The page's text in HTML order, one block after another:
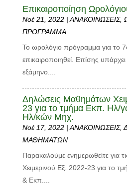
Επικαιροποίηση
Νοέ 21, 2022| ΑΝΑΚΟΙΝΩΣΕΙΣ,
ΠΡΟΓΡΑΜΜΑ
Το ωρολόγιο πρόγραμμα για το
επικαιροποιηθεί. Επίσης
εξάμηνο....
Δηλώσεις Μαθημάτων
23 για το τμήμα Εκπ.
Ηλ/κών Μηχ.
Νοέ 17, 2022| ΑΝΑΚΟΙΝΩΣΕΙΣ,
ΜΑΘΗΜΑΤΩΝ
Παρακαλούμε ενημερωθείτε για
Χειμερινού Εξ. 2022-23 για το
& Εκπ....